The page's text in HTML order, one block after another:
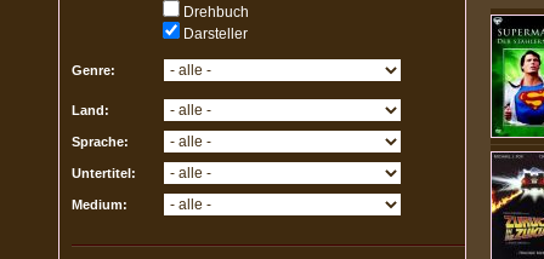
Drehbuch
Darsteller
Genre:
Land:
Sprache:
Untertitel:
Medium: